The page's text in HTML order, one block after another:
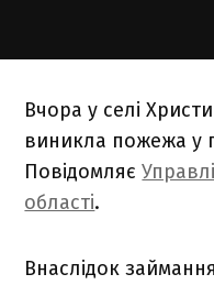
Вчора у селі
виникла пожежа у
Повідомляє
області.
Внаслідок